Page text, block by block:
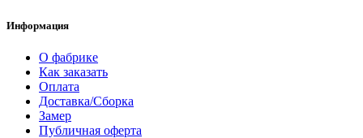
Информация
О фабрике
Как заказать
Оплата
Доставка/Сборка
Замер
Публичная оферта